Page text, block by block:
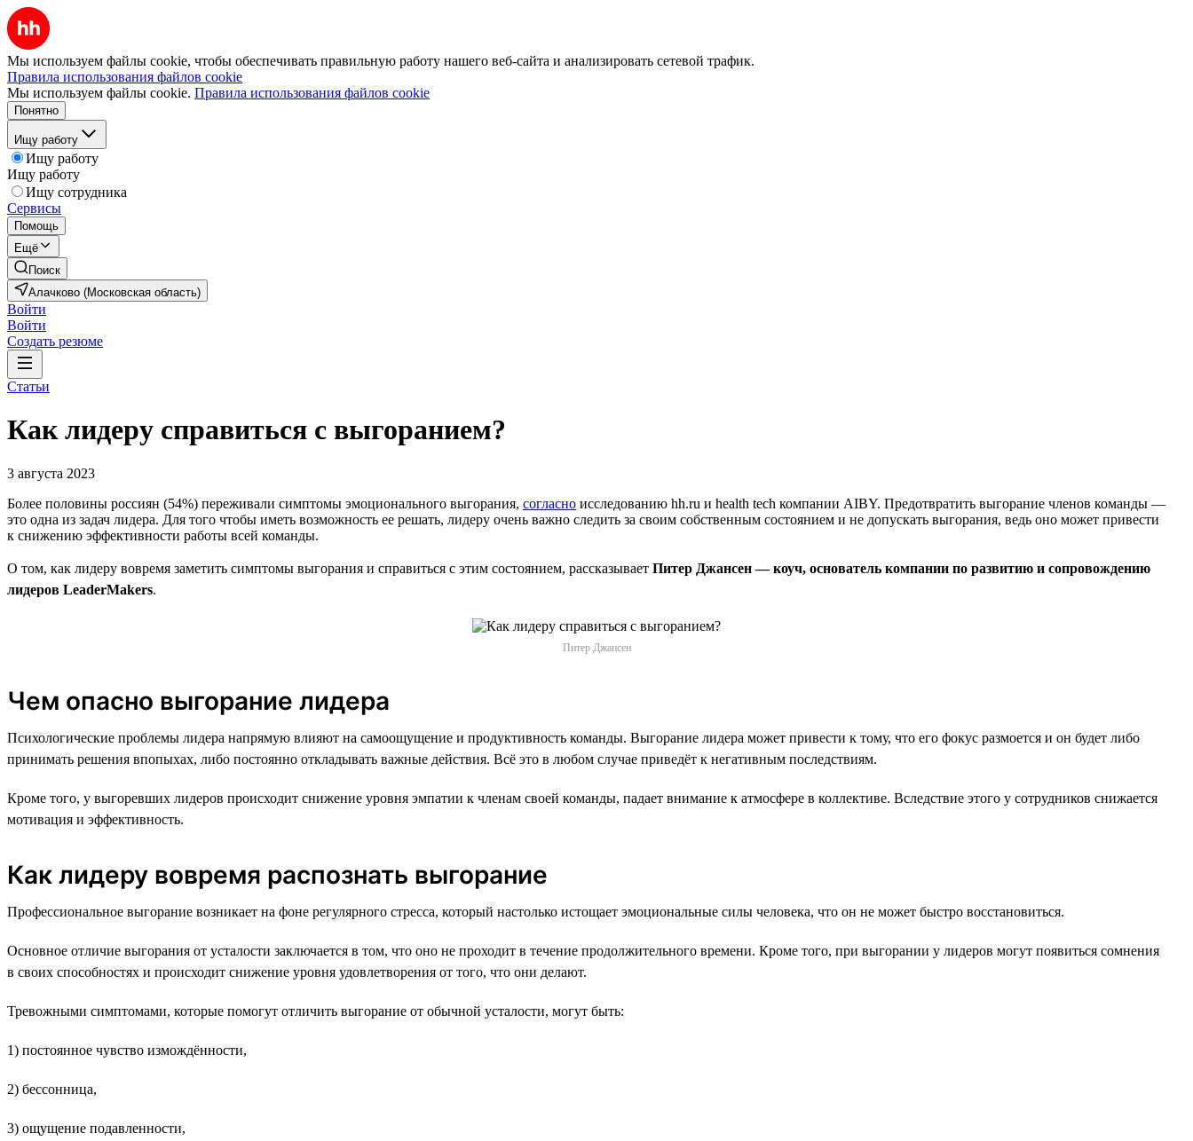
Мы используем файлы cookie, чтобы обеспечивать правильную работу нашего веб-сайта и анализировать сетевой трафик.
Правила использования файлов cookie
Мы используем файлы cookie. Правила использования файлов cookie
Понятно
Ищу работу
Ищу работу
Ищу работу
Ищу сотрудника
Сервисы
Помощь
Ещё
Поиск
Алачково (Московская область)
Войти
Войти
Создать резюме
Статьи
Как лидеру справиться с выгоранием?
3 августа 2023
Более половины россиян (54%) переживали симптомы эмоционального выгорания, согласно исследованию hh.ru и health tech компании AIBY. Предотвратить выгорание членов команды —
это одна из задач лидера. Для того чтобы иметь возможность ее решать, лидеру очень важно следить за своим собственным состоянием и не допускать выгорания, ведь оно может привести
к снижению эффективности работы всей команды.
О том, как лидеру вовремя заметить симптомы выгорания и справиться с этим состоянием, рассказывает Питер Джансен — коуч, основатель компании по развитию и сопровождению
лидеров LeaderMakers.
Питер Джансен
Чем опасно выгорание лидера
Психологические проблемы лидера напрямую влияют на самоощущение и продуктивность команды. Выгорание лидера может привести к тому, что его фокус размоется и он будет либо
принимать решения впопыхах, либо постоянно откладывать важные действия. Всё это в любом случае приведёт к негативным последствиям.
Кроме того, у выгоревших лидеров происходит снижение уровня эмпатии к членам своей команды, падает внимание к атмосфере в коллективе. Вследствие этого у сотрудников снижается
мотивация и эффективность.
Как лидеру вовремя распознать выгорание
Профессиональное выгорание возникает на фоне регулярного стресса, который настолько истощает эмоциональные силы человека, что он не может быстро восстановиться.
Основное отличие выгорания от усталости заключается в том, что оно не проходит в течение продолжительного времени. Кроме того, при выгорании у лидеров могут появиться сомнения
в своих способностях и происходит снижение уровня удовлетворения от того, что они делают.
Тревожными симптомами, которые помогут отличить выгорание от обычной усталости, могут быть:
1) постоянное чувство измождённости,
2) бессонница,
3) ощущение подавленности,